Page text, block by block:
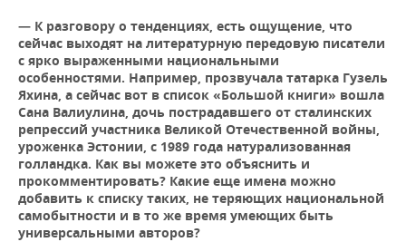
— К разговору о тенденциях, есть ощущение, что
сейчас выходят на литературную передовую писатели
с ярко выраженными национальными
особенностями. Например, прозвучала татарка Гузель
Яхина, а сейчас вот в список «Большой книги» вошла
Сана Валиулина, дочь пострадавшего от сталинских
репрессий участника Великой Отечественной войны,
уроженка Эстонии, с 1989 года натурализованная
голландка. Как вы можете это объяснить и
прокомментировать? Какие еще имена можно
добавить к списку таких, не теряющих национальной
самобытности и в то же время умеющих быть
универсальными авторов?